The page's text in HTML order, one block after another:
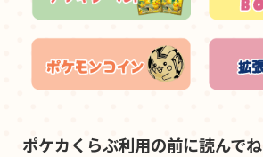
ポケカくらぶ利用の前に読んでね